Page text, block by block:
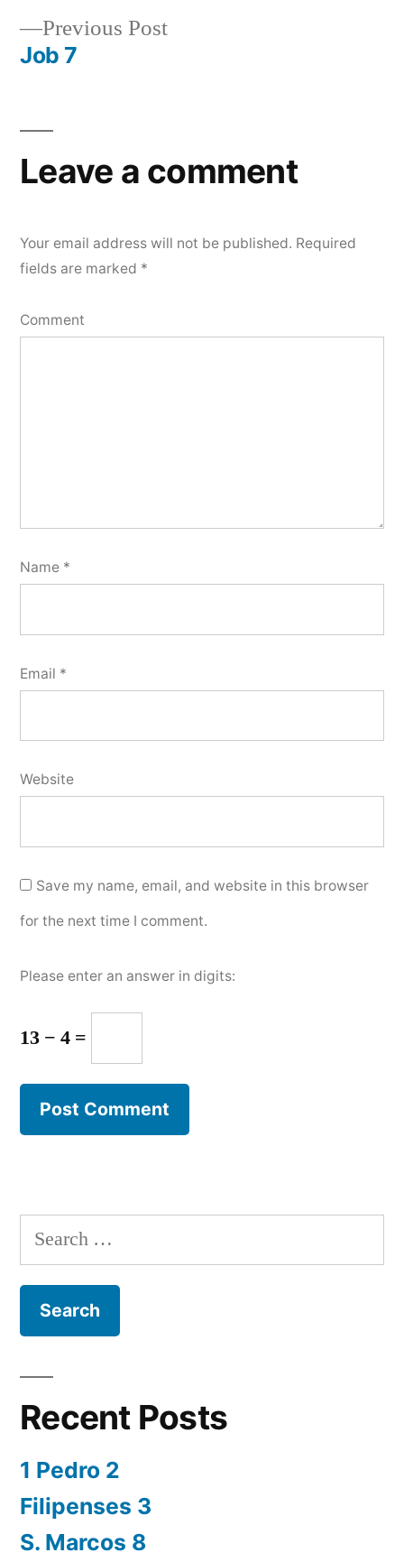
navigation
Previous PostPrevious
Job 7
Leave a comment
Your email address will not be published. Required
fields are marked *
Comment
Name *
Email *
Website
Save my name, email, and website in this browser
for the next time I comment.
Please enter an answer in digits:
13 − 4 =
Search
for:
Recent Posts
1 Pedro 2
Filipenses 3
S. Marcos 8